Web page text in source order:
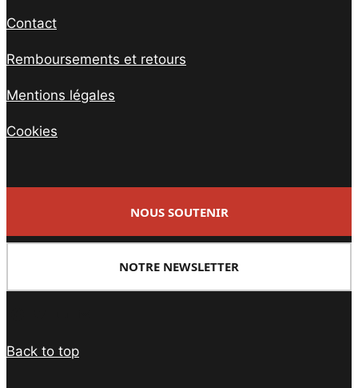
Contact
Remboursements et retours
Mentions légales
Cookies
NOUS SOUTENIR
NOTRE NEWSLETTER
Back to top